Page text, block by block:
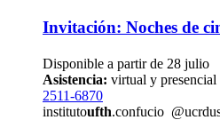
Invitación: Noches de
Disponible a partir de 28 julio
Asistencia: virtual y presencial
2511-6870
institutoufth.confucio @ucr